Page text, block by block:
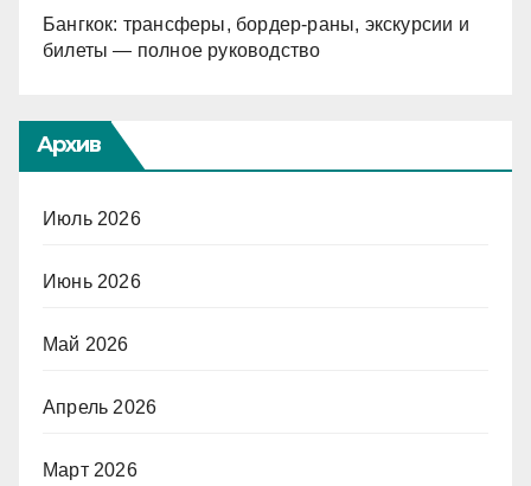
Бангкок: трансферы, бордер-раны, экскурсии и
билеты — полное руководство
Архив
Июль 2026
Июнь 2026
Май 2026
Апрель 2026
Март 2026